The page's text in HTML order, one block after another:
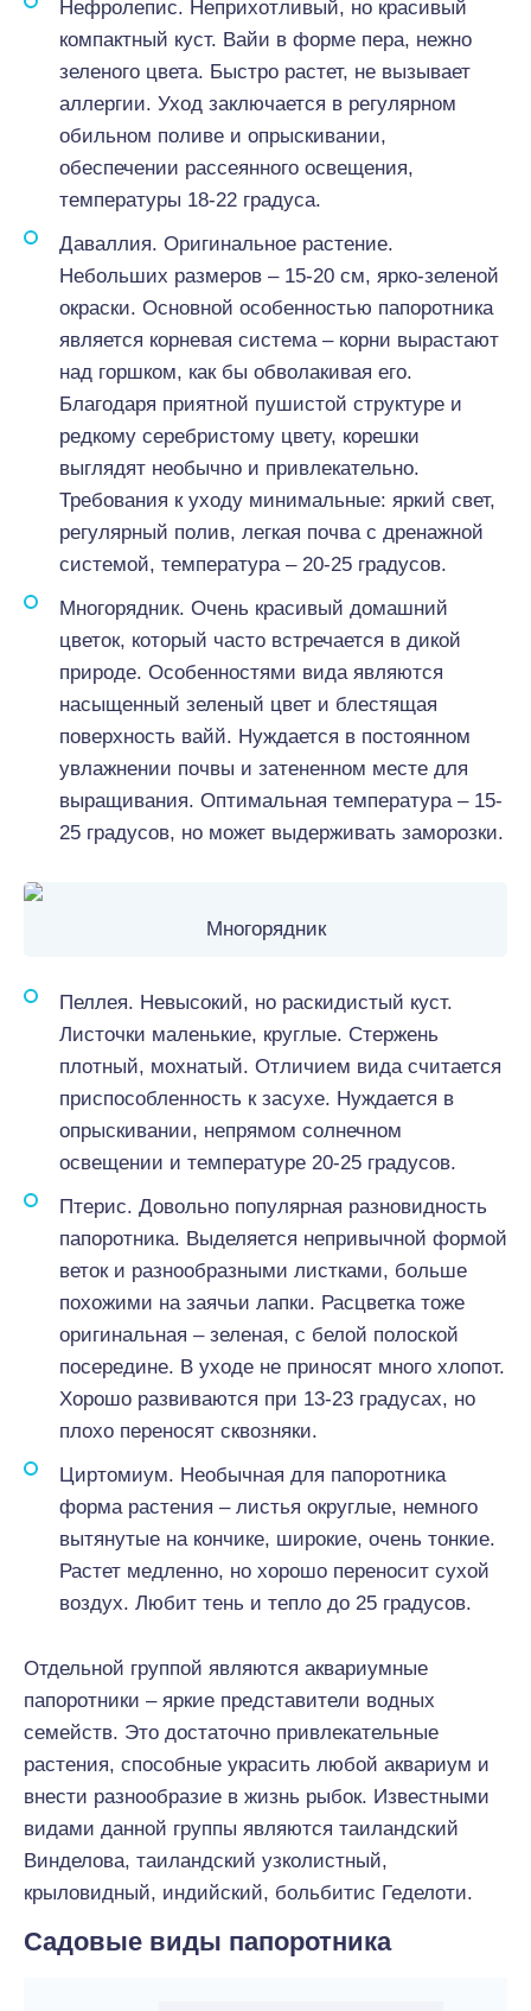
Нефролепис. Неприхотливый, но красивый
компактный куст. Вайи в форме пера, нежно
зеленого цвета. Быстро растет, не вызывает
аллергии. Уход заключается в регулярном
обильном поливе и опрыскивании,
обеспечении рассеянного освещения,
температуры 18-22 градуса.
Даваллия. Оригинальное растение.
Небольших размеров – 15-20 см, ярко-зеленой
окраски. Основной особенностью папоротника
является корневая система – корни вырастают
над горшком, как бы обволакивая его.
Благодаря приятной пушистой структуре и
редкому серебристому цвету, корешки
выглядят необычно и привлекательно.
Требования к уходу минимальные: яркий свет,
регулярный полив, легкая почва с дренажной
системой, температура – 20-25 градусов.
Многорядник. Очень красивый домашний
цветок, который часто встречается в дикой
природе. Особенностями вида являются
насыщенный зеленый цвет и блестящая
поверхность вайй. Нуждается в постоянном
увлажнении почвы и затененном месте для
выращивания. Оптимальная температура – 15-
25 градусов, но может выдерживать заморозки.
Многорядник
Пеллея. Невысокий, но раскидистый куст.
Листочки маленькие, круглые. Стержень
плотный, мохнатый. Отличием вида считается
приспособленность к засухе. Нуждается в
опрыскивании, непрямом солнечном
освещении и температуре 20-25 градусов.
Птерис. Довольно популярная разновидность
папоротника. Выделяется непривычной формой
веток и разнообразными листками, больше
похожими на заячьи лапки. Расцветка тоже
оригинальная – зеленая, с белой полоской
посередине. В уходе не приносят много хлопот.
Хорошо развиваются при 13-23 градусах, но
плохо переносят сквозняки.
Циртомиум. Необычная для папоротника
форма растения – листья округлые, немного
вытянутые на кончике, широкие, очень тонкие.
Растет медленно, но хорошо переносит сухой
воздух. Любит тень и тепло до 25 градусов.
Отдельной группой являются аквариумные
папоротники – яркие представители водных
семейств. Это достаточно привлекательные
растения, способные украсить любой аквариум и
внести разнообразие в жизнь рыбок. Известными
видами данной группы являются таиландский
Винделова, таиландский узколистный,
крыловидный, индийский, больбитис Геделоти.
Садовые виды папоротника